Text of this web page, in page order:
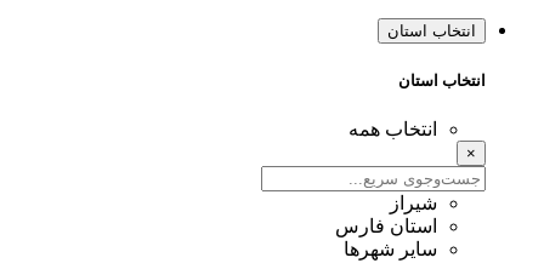
انتخاب استان
انتخاب استان
انتخاب همه
×
شیراز
استان فارس
سایر شهرها